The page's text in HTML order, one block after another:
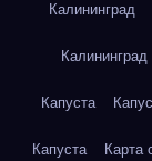
Калининград
Калининград
Капуста
Капуста Карта